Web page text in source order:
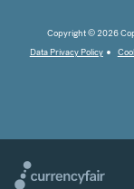
Copyright © 2026
Data Privacy Policy